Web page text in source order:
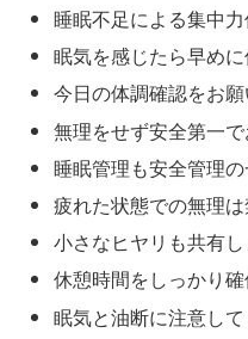
睡眠不足による集中
眠気を感じたら早め
今日の体調確認をお
無理をせず安全第一
睡眠管理も安全管理
疲れた状態での無理
小さなヒヤリも共有し
休憩時間をしっかり
眠気と油断に注意し